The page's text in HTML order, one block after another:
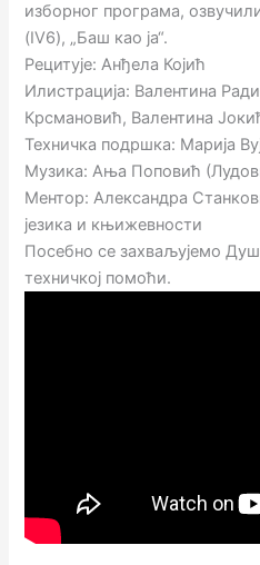
изборног програма,
(IV6), „Баш као ја“.
Рецитује: Анђела Којић
Илистрација: Валентина
Крсмановић, Валентина
Техничка подршка: Марија
Музика: Ања Поповић
Ментор: Александра
језика и књижевности
Посебно се захваљујемо
техничкој помоћи.